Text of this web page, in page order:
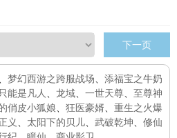
下一页
梦幻西游之跨服战场
添福宝之牛奶
能是凡人 龙域 一世天尊
至尊神
俏皮小狐娘 狂医豪婿
重生之火爆
义 太阳下的贝儿 武破乾坤
修仙